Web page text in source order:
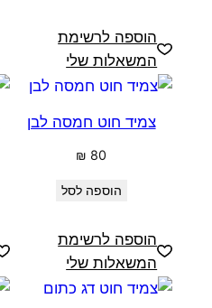
הוספה לרשימת
המשאלות שלי
צמיד חוט חמסה לבן
₪ 80
הוספה לסל
הוספה לרשימת
המשאלות שלי